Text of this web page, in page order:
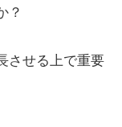
？
させる上で重要